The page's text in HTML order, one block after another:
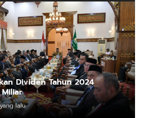
Dividen Tahun 2024
lalu